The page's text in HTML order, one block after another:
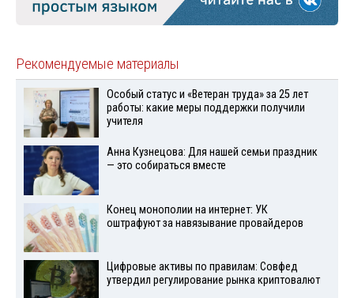
Рекомендуемые материалы
Особый статус и «Ветеран труда» за 25 лет
работы: какие меры поддержки получили
учителя
Анна Кузнецова: Для нашей семьи праздник
— это собираться вместе
Конец монополии на интернет: УК
оштрафуют за навязывание провайдеров
Цифровые активы по правилам: Совфед
утвердил регулирование рынка криптовалют